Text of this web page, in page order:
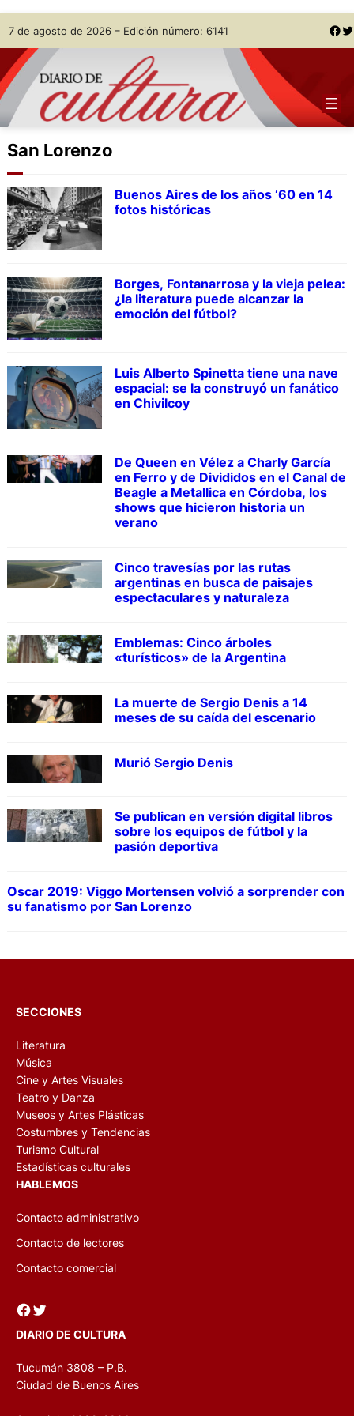
Skip
to
content
7 de agosto de 2026 – Edición número: 6141 Facebook Twitter
San Lorenzo
Buenos Aires de los años ‘60 en 14
fotos históricas
Borges, Fontanarrosa y la vieja pelea:
¿la literatura puede alcanzar la
emoción del fútbol?
Luis Alberto Spinetta tiene una nave
espacial: se la construyó un fanático
en Chivilcoy
De Queen en Vélez a Charly García
en Ferro y de Divididos en el Canal de
Beagle a Metallica en Córdoba, los
shows que hicieron historia un
verano
Cinco travesías por las rutas
argentinas en busca de paisajes
espectaculares y naturaleza
Emblemas: Cinco árboles
«turísticos» de la Argentina
La muerte de Sergio Denis a 14
meses de su caída del escenario
Murió Sergio Denis
Se publican en versión digital libros
sobre los equipos de fútbol y la
pasión deportiva
Oscar 2019: Viggo Mortensen volvió a sorprender con
su fanatismo por San Lorenzo
SECCIONES
Literatura
Música
Cine y Artes Visuales
Teatro y Danza
Museos y Artes Plásticas
Costumbres y Tendencias
Turismo Cultural
Estadísticas culturales
HABLEMOS
Contacto administrativo
Contacto de lectores
Contacto comercial
Facebook Twitter
DIARIO DE CULTURA
Tucumán 3808 – P.B.
Ciudad de Buenos Aires